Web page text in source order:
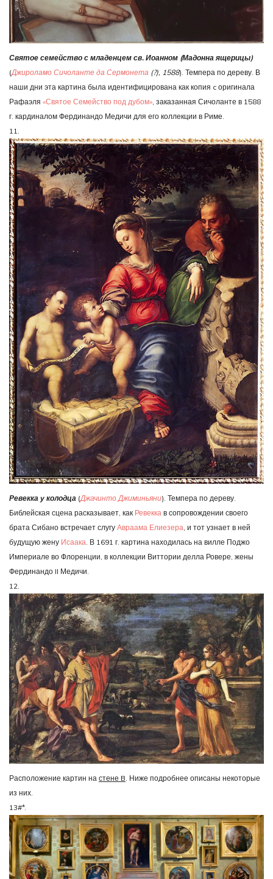
Святое семейство с младенцем св. Иоанном (Мадонна ящерицы)
(Джироламо Сичоланте да Сермонета (?), 1588). Темпера по дереву. В
наши дни эта картина была идентифицирована как копия c оригинала
Рафаэля «Святое Семейство под дубом» , заказанная Сичоланте в 1588
г. кардиналом Фердинандо Медичи для его коллекции в Риме.
11.
Ревекка у колодца (Джачинто Джиминьяни). Темпера по дереву.
Библейская сцена расказывает, как Ревекка в сопровождении своего
брата Сибано встречает слугу Авраама Елиезера , и тот узнает в ней
будущую жену Исаака . В 1691 г. картина находилась на вилле Поджо
Империале во Флоренции, в коллекции Виттории делла Ровере, жены
Фердинандо II Медичи.
12.
Расположение картин на стене B . Ниже подробнее описаны некоторые
из них.
13#*.